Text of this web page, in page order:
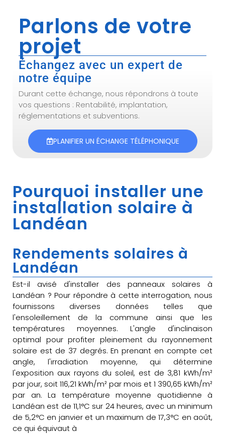
Parlons de votre
projet
Échangez avec un expert de
notre équipe
Durant cette échange, nous répondrons à toute
vos questions : Rentabilité, implantation,
réglementations et subventions.
PLANIFIER UN ÉCHANGE TÉLÉPHONIQUE
Pourquoi installer une
installation solaire à
Landéan
Rendements solaires à
Landéan
Est-il avisé d'installer des panneaux solaires à
Landéan ? Pour répondre à cette interrogation, nous
fournissons diverses données telles que
l'ensoleillement de la commune ainsi que les
températures moyennes. L'angle d'inclinaison
optimal pour profiter pleinement du rayonnement
solaire est de 37 degrés. En prenant en compte cet
angle, l'irradiation moyenne, qui détermine
l'exposition aux rayons du soleil, est de 3,81 kWh/m²
par jour, soit 116,21 kWh/m² par mois et 1 390,65 kWh/m²
par an. La température moyenne quotidienne à
Landéan est de 11,1°C sur 24 heures, avec un minimum
de 5,2°C en janvier et un maximum de 17,3°C en août,
ce qui équivaut à